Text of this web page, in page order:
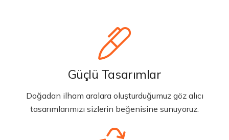
Güçlü Tasarımlar
Doğadan ilham aralara oluşturduğumuz göz alıcı
tasarımlarımızı sizlerin beğenisine sunuyoruz.